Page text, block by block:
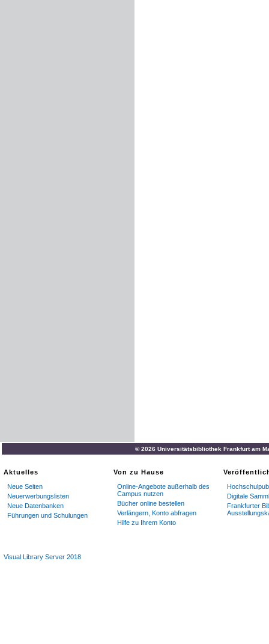
© 2026 Universitätsbibliothek Frankfurt am
Aktuelles
Neue Seiten
Neuerwerbungslisten
Neue Datenbanken
Führungen und Schulungen
Von zu Hause
Online-Angebote außerhalb des
Campus nutzen
Bücher online bestellen
Verlängern, Konto abfragen
Hilfe zu Ihrem Konto
Digitale
Frankfurter
Visual Library Server 2018